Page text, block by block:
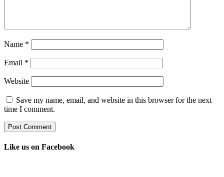
Name *
Email *
Website
Save my name, email, and website in this browser for the next
time I comment.
Like us on Facebook